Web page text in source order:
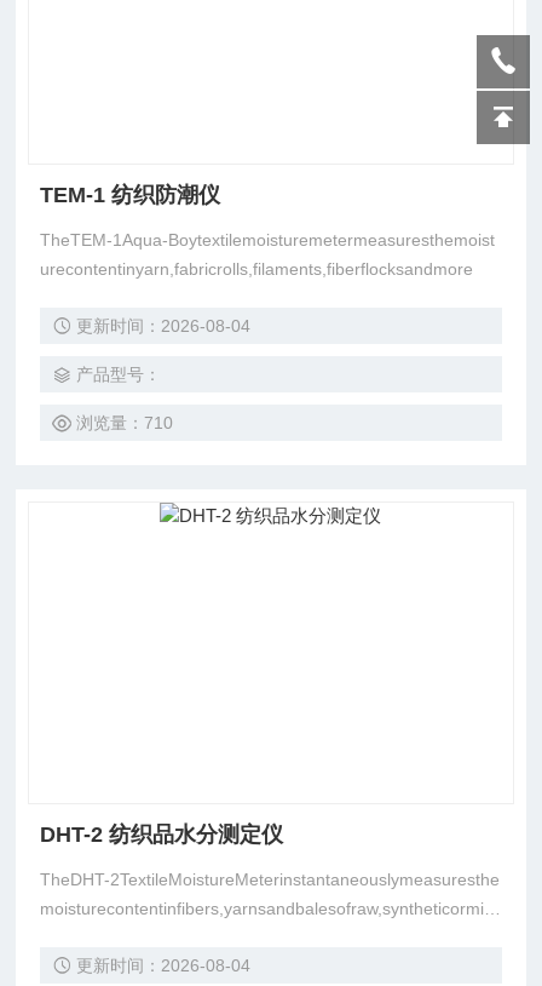
TEM-1 纺织防潮仪
TheTEM-1Aqua-Boytextilemoisturemetermeasuresthemoist
urecontentinyarn,fabricrolls,filaments,fiberflocksandmore
更新时间：2026-08-04
产品型号：
浏览量：710
DHT-2 纺织品水分测定仪
TheDHT-2TextileMoistureMeterinstantaneouslymeasuresthe
moisturecontentinfibers,yarnsandbalesofraw,syntheticormix
更新时间：2026-08-04